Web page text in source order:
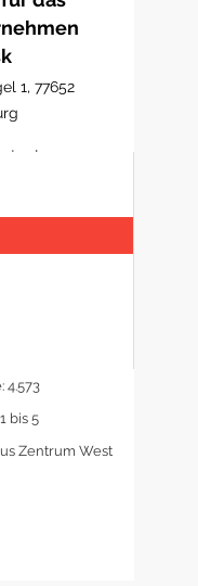
1, 77652
Lage
4.573
bis 5
Zentrum West